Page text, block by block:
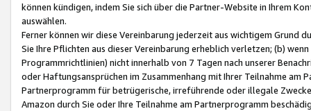
können kündigen, indem Sie sich über die Partner-Website in Ihrem
auswählen.
Ferner können wir diese Vereinbarung jederzeit aus wichtigem Grund
Sie Ihre Pflichten aus dieser Vereinbarung erheblich verletzen; (b)
Programmrichtlinien) nicht innerhalb von 7 Tagen nach unserer
oder Haftungsansprüchen im Zusammenhang mit Ihrer Teilnahme am
Partnerprogramm für betrügerische, irreführende oder illegale
Amazon durch Sie oder Ihre Teilnahme am Partnerprogramm